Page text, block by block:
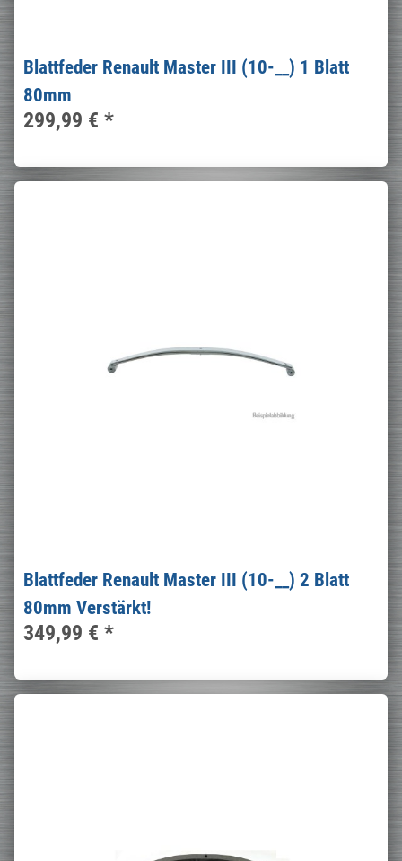
Blattfeder Renault Master III (10-__) 1 Blatt
80mm
299,99 € *
Blattfeder Renault Master III (10-__) 2 Blatt
80mm Verstärkt!
349,99 € *